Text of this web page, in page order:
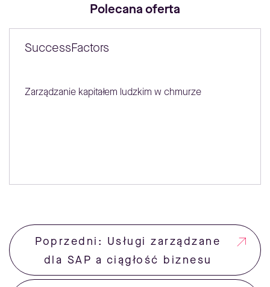
Polecana oferta
SuccessFactors
Zarządzanie kapitałem ludzkim w chmurze
Poprzedni: Usługi zarządzane
dla SAP a ciągłość biznesu